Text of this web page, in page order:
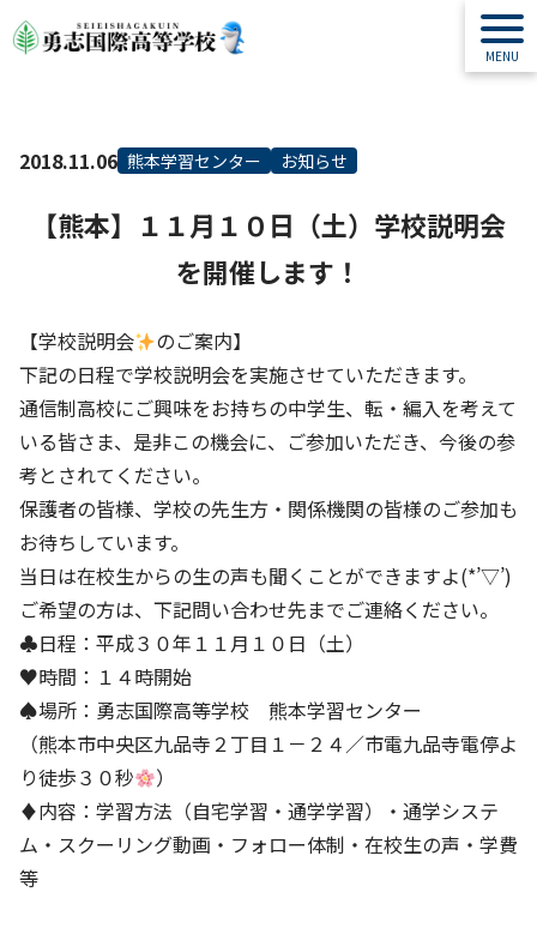
2018.11.06 熊本学習センター お知らせ
【熊本】１１月１０日（土）学校説明会
を開催します！
【学校説明会
のご案内】
下記の日程で学校説明会を実施させていただきます。
通信制高校にご興味をお持ちの中学生、転・編入を考えて
いる皆さま、是非この機会に、ご参加いただき、今後の参
考とされてください。
保護者の皆様、学校の先生方・関係機関の皆様のご参加も
お待ちしています。
当日は在校生からの生の声も聞くことができますよ(*’▽’)
ご希望の方は、下記問い合わせ先までご連絡ください。
♣日程：平成３０年１１月１０日（土）
♥時間：１４時開始
♠場所：勇志国際高等学校 熊本学習センター
（熊本市中央区九品寺２丁目１－２４／市電九品寺電停よ
り徒歩３０秒
）
♦内容：学習方法（自宅学習・通学学習）・通学システ
ム・スクーリング動画・フォロー体制・在校生の声・学費
等